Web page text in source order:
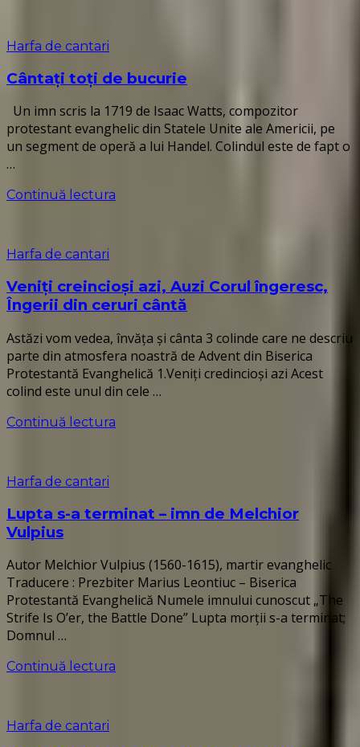
Harfa de cantari
Cântați toți de bucurie
Un imn scris la 1719 de Isaac Watts, compozitor
protestant evanghelic din Statele Unite ale Americii, pe
un segment de operă a lui Handel. Colindul este de fapt o
…
Continuă lectura
Harfa de cantari
Veniți creincioși azi, Auzi Corul îngeresc,
Îngerii din ceruri cântă
Astăzi vom vedea, învăța și cânta 3 colinde care ne descriu
parte din atmosfera noastră de Advent din Biserica
Protestantă Evanghelică 1.Veniți credincioși azi Acest
colind este unul din cele …
Continuă lectura
Harfa de cantari
Lupta s-a terminat – imn de Melchior
Vulpius
Autor Melchior Vulpius (1560-1615), martir evanghelic
Traducere : Prezbiter Marius Leontiuc – Biserica
Protestantă Evanghelică Numele imnului cunoscut „The
Strife Is O’er, the Battle Done” Lupta morții s-a terminat;
Domnul …
Continuă lectura
Harfa de cantari